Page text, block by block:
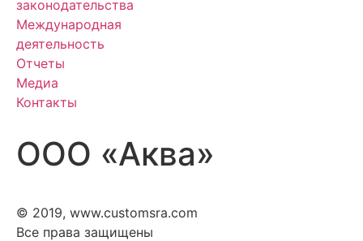
законодательства
Международная
деятельность
Отчеты
Медиа
Контакты
ООО «Аква»
© 2019, www.customsra.com
Все права защищены